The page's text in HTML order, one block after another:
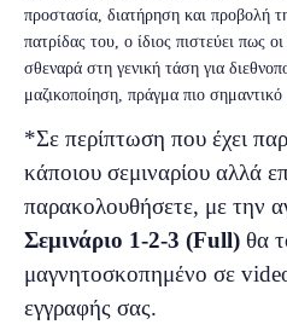
προστασία, διατήρηση και προβολή
πατρίδας του, ο ίδιος πιστεύει πως
σθεναρά στη γενική τάση για
μαζικοποίηση, πράγμα πιο σημαντικό
*Σε περίπτωση που έχει
κάποιου σεμιναρίου αλλά
παρακολουθήσετε, με την
Σεμινάριο 1-2-3 (Full) θα
μαγνητοσκοπημένο σε
εγγραφής σας.